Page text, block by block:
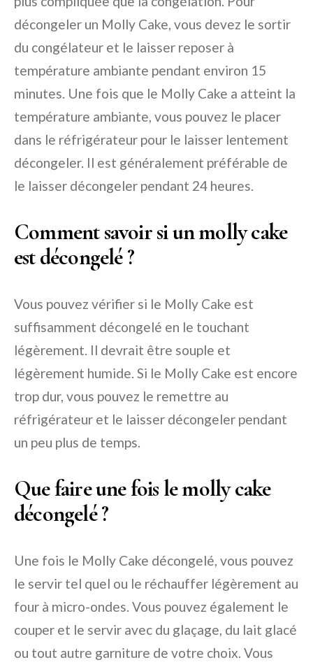
décongeler un Molly Cake, vous devez le sortir
du congélateur et le laisser reposer à
température ambiante pendant environ 15
minutes. Une fois que le Molly Cake a atteint la
température ambiante, vous pouvez le placer
dans le réfrigérateur pour le laisser lentement
décongeler. Il est généralement préférable de
le laisser décongeler pendant 24 heures.
Comment savoir si un molly cake
est décongelé ?
Vous pouvez vérifier si le Molly Cake est
suffisamment décongelé en le touchant
légèrement. Il devrait être souple et
légèrement humide. Si le Molly Cake est encore
trop dur, vous pouvez le remettre au
réfrigérateur et le laisser décongeler pendant
un peu plus de temps.
Que faire une fois le molly cake
décongelé ?
Une fois le Molly Cake décongelé, vous pouvez
le servir tel quel ou le réchauffer légèrement au
four à micro-ondes. Vous pouvez également le
couper et le servir avec du glaçage, du lait glacé
ou tout autre garniture de votre choix. Vous